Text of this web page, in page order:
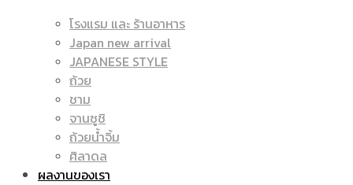
แก้ว
แก้ว
โรงแรม และ ร้านอาหาร
Japan new arrival
JAPANESE STYLE
ถ้วย
ชาม
จานซูชิ
ถ้วยน้ำจิ้ม
ศิลาดล
ผลงานของเรา